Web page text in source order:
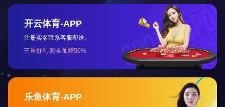
自动化解决方案
印制电路板
光电显示